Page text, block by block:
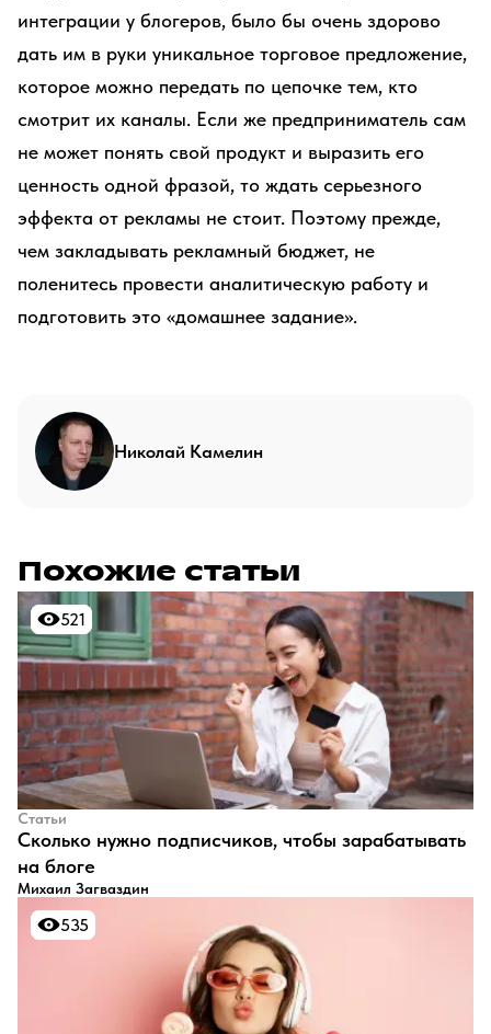
интеграции у блогеров, было бы очень здорово
дать им в руки уникальное торговое предложение,
которое можно передать по цепочке тем, кто
смотрит их каналы. Если же предприниматель сам
не может понять свой продукт и выразить его
ценность одной фразой, то ждать серьезного
эффекта от рекламы не стоит. Поэтому прежде,
чем закладывать рекламный бюджет, не
поленитесь провести аналитическую работу и
подготовить это «домашнее задание».
Николай Камелин
Похожие статьи
521
521
Статьи
​Сколько нужно подписчиков, чтобы зарабатывать
на блоге
Михаил Загваздин
535
535